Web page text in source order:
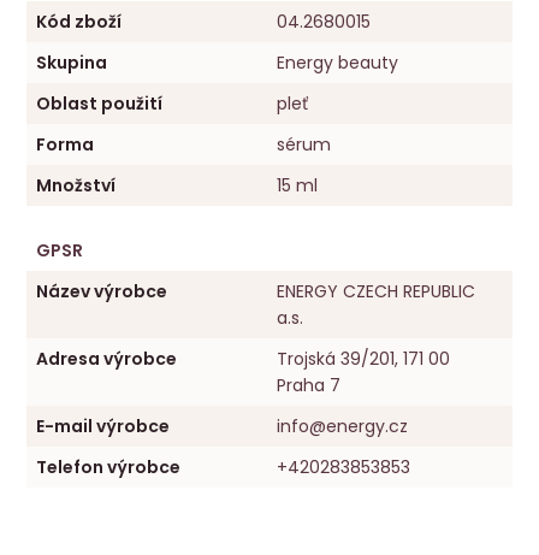
Kód zboží
04.2680015
Skupina
Energy beauty
Oblast použití
pleť
Forma
sérum
Množství
15 ml
GPSR
Název výrobce
ENERGY CZECH REPUBLIC
a.s.
Adresa výrobce
Trojská 39/201, 171 00
Praha 7
E-mail výrobce
info@energy.cz
Telefon výrobce
+420283853853